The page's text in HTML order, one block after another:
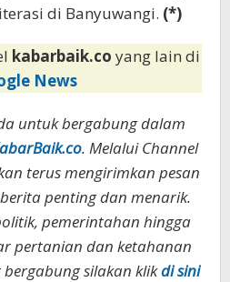
di Banyuwangi. (*)
kabarbaik.co yang lain di
News
untuk bergabung dalam
. Melalui Channel
terus mengirimkan pesan
penting dan menarik.
pemerintahan hingga
pertanian dan ketahanan
silakan klikdi sini